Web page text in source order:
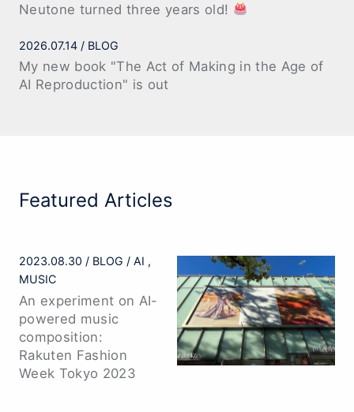
Neutone turned three years old!
2026.07.14 BLOG
My new book "The Act of Making in the Age of
AI Reproduction" is out
Featured Articles
2023.08.30 BLOG
AI
MUSIC
An experiment on AI-
powered music
composition:
Rakuten Fashion
Week Tokyo 2023